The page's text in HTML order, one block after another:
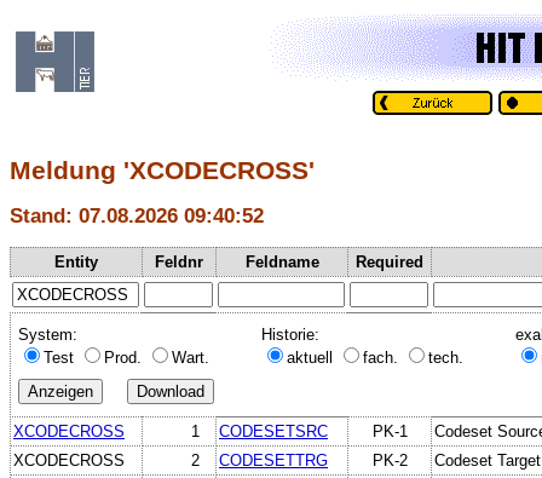
Meldung 'XCODECROSS'
Stand: 07.08.2026 09:40:52
Entity Feldnr Feldname Required
System:
Test
Prod. Wart.
Historie:
aktuell
fach. tech.
XCODECROSS 1 CODESETSRC PK-1
Codeset
XCODECROSS
2 CODESETTRG PK-2
Codeset Target